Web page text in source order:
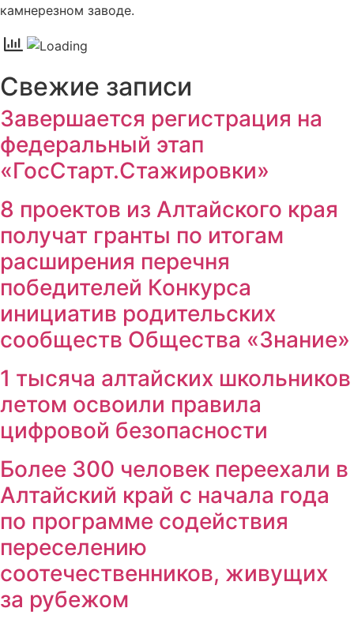
камнерезном заводе.
Свежие записи
Завершается регистрация на
федеральный этап
«ГосСтарт.Стажировки»
8 проектов из Алтайского края
получат гранты по итогам
расширения перечня
победителей Конкурса
инициатив родительских
сообществ Общества «Знание»
1 тысяча алтайских школьников
летом освоили правила
цифровой безопасности
Более 300 человек переехали в
Алтайский край с начала года
по программе содействия
переселению
соотечественников, живущих
за рубежом